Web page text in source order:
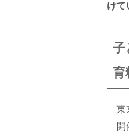
けて
子
育
東
開